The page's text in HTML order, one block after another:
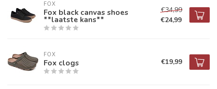
FOX
Fox black canvas shoes
**laatste kans**
€34,99
€24,99
FOX
Fox clogs €19,99